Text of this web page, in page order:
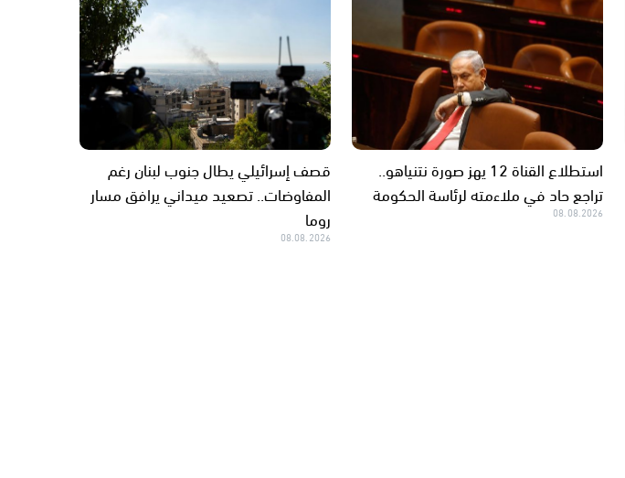
استطلاع القناة 12 يهز صورة نتنياهو..
تراجع حاد في ملاءمته لرئاسة الحكومة
08.08.2026
قصف إسرائيلي يطال جنوب لبنان رغم
المفاوضات.. تصعيد ميداني يرافق مسار
روما
08.08.2026